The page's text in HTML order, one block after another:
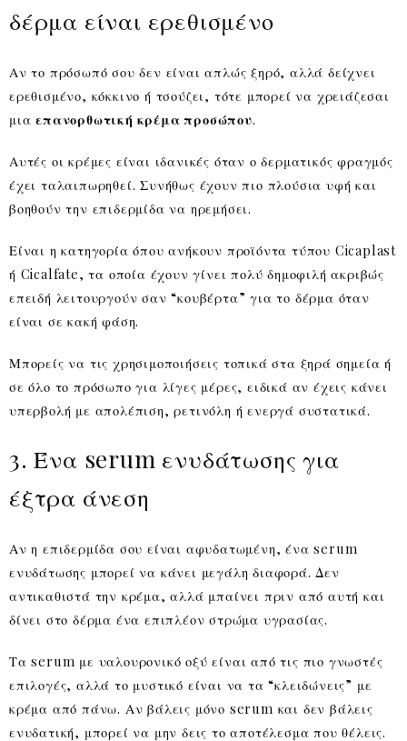
δέρμα είναι ερεθισμένο
Αν το πρόσωπό σου δεν είναι απλώς ξηρό, αλλά δείχνει
ερεθισμένο, κόκκινο ή τσούζει, τότε μπορεί να χρειάζεσαι
μιαεπανορθωτική κρέμα προσώπου.
Αυτές οι κρέμες είναι ιδανικές όταν ο δερματικός φραγμός
έχει ταλαιπωρηθεί. Συνήθως έχουν πιο πλούσια υφή και
βοηθούν την επιδερμίδα να ηρεμήσει.
Είναι η κατηγορία όπου ανήκουν προϊόντα τύπου Cicaplast
ή Cicalfate, τα οποία έχουν γίνει πολύ δημοφιλή ακριβώς
επειδή λειτουργούν σαν “κουβέρτα” για το δέρμα όταν
είναι σε κακή φάση.
Μπορείς να τις χρησιμοποιήσεις τοπικά στα ξηρά σημεία ή
σε όλο το πρόσωπο για λίγες μέρες, ειδικά αν έχεις κάνει
υπερβολή με απολέπιση, ρετινόλη ή ενεργά συστατικά.
3. Ένα serum ενυδάτωσης για
έξτρα άνεση
Αν η επιδερμίδα σου είναι αφυδατωμένη, ένα serum
ενυδάτωσης μπορεί να κάνει μεγάλη διαφορά. Δεν
αντικαθιστά την κρέμα, αλλά μπαίνει πριν από αυτή και
δίνει στο δέρμα ένα επιπλέον στρώμα υγρασίας.
Τα serum με υαλουρονικό οξύ είναι από τις πιο γνωστές
επιλογές, αλλά το μυστικό είναι να τα “κλειδώνεις” με
κρέμα από πάνω. Αν βάλεις μόνο serum και δεν βάλεις
ενυδατική, μπορεί να μην δεις το αποτέλεσμα που θέλεις.